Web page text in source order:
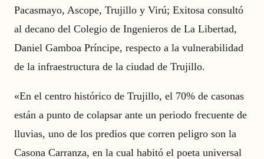
Pacasmayo, Ascope, Trujillo y Virú; Exitosa consultó
al decano del Colegio de Ingenieros de La Libertad,
Daniel Gamboa Príncipe, respecto a la vulnerabilidad
de la infraestructura de la ciudad de Trujillo.
«En el centro histórico de Trujillo, el 70% de casonas
están a punto de colapsar ante un periodo frecuente de
lluvias, uno de los predios que corren peligro son la
Casona Carranza, en la cual habitó el poeta universal